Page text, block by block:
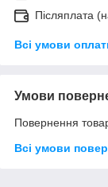
Післяплата
Всі умови
Умови
Повернення
Всі умови